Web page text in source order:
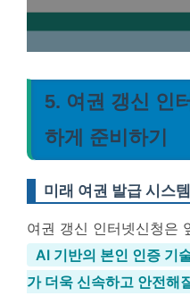
5. 여권 갱신 인
하게 준비하기
미래 여권 발급 시스
여권 갱신 인터넷신청은
AI 기반의 본인 인증 기
가 더욱 신속하고 안전해